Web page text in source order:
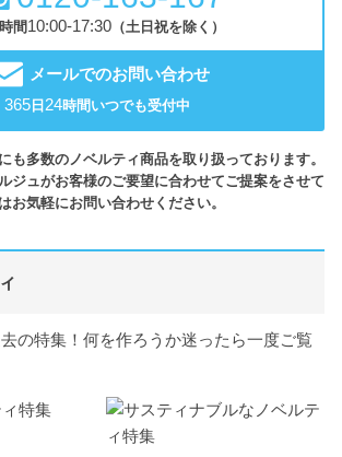
間10:00-17:30（土日祝を除く）
メールでのお問い合わせ
365日24時間いつでも受付中
も多数のノベルティ商品を取り扱っております。
ジュがお客様のご要望に合わせてご提案をさせて
お気軽にお問い合わせください。
の特集！何を作ろうか迷ったら一度ご覧